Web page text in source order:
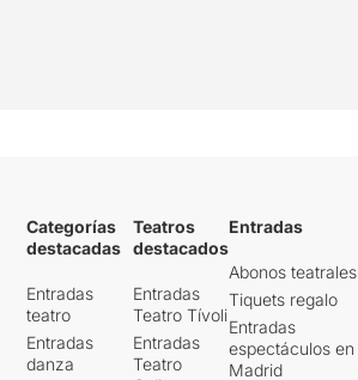
Categorías
destacadas
Entradas
teatro
Entradas
danza
Teatros
destacados
Entradas
Teatro Tívoli
Entradas
Teatro
Entradas
Abonos teatrales
Tiquets regalo
Entradas
espectáculos en
Madrid